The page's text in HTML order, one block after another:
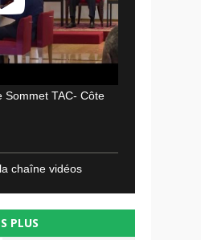
Sommet TAC- Côte
chaîne vidéos
PLUS